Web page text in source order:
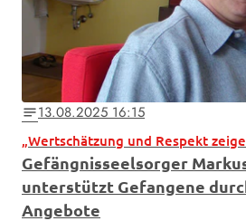
notes13.08.2025 16:15
„Wertschätzung und Respekt
Gefängnisseelsorger
unterstützt Gefangene
Angebote